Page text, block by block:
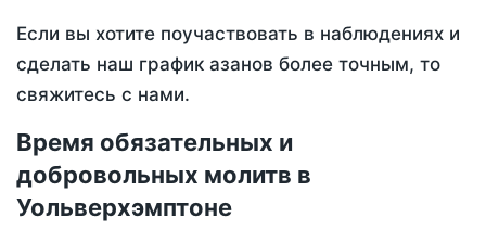
Если вы хотите поучаствовать в наблюдениях и
сделать наш график азанов более точным, то
свяжитесь с нами.
Время обязательных и
добровольных молитв в
Уольверхэмптоне